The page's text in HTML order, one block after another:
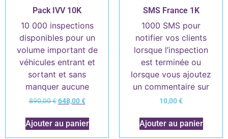
Pack IVV 10K
10 000 inspections
disponibles pour un
volume important de
véhicules entrant et
sortant et sans
manquer aucune
inspection
890,00€ 648,00€
Ajouter au panier
SMS France 1K
1000 SMS pour
notifier vos clients
lorsque l’inspection
est terminée ou
lorsque vous ajoutez
un commentaire sur
un dossier. C’est
qu’un mail.
10,00€
Ajouter au panier